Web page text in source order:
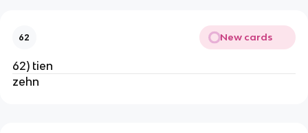
62 New cards
62) tien
zehn